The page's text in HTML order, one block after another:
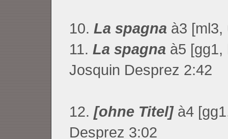
10. La spagnaà3 [ml3,
11. La spagnaà5 [gg1,
Josquin Desprez 2:42
12. [ohne Titel]à4
Desprez 3:02